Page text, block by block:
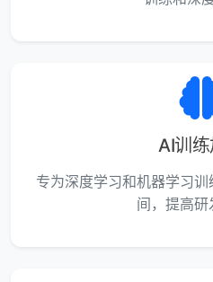
AI训
专为深度学习和机器学习
间，提高研